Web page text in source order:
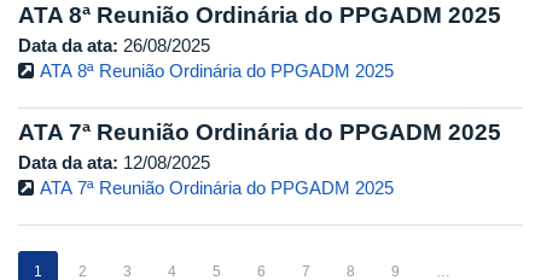
ATA 8ª Reunião Ordinária do PPGADM 2025
Data da ata: 26/08/2025
ATA 8ª Reunião Ordinária do PPGADM 2025
ATA 7ª Reunião Ordinária do PPGADM 2025
Data da ata: 12/08/2025
ATA 7ª Reunião Ordinária do PPGADM 2025
1 2 3 4 5 6 7 8 9 …